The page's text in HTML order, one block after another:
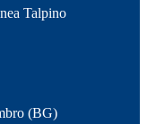
Talpino
(BG)